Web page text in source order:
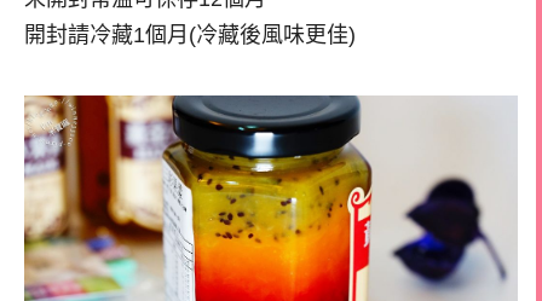
開封請冷藏1個月(冷藏後風味更佳)